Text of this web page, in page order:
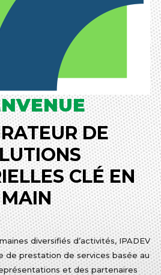
DE
CLÉ EN
MAIN
diversifiés d’activités, IPADEV
de prestation de services basée au
et des partenaires